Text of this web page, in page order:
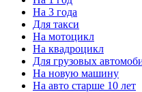
На 3 года
Для такси
На мотоцикл
На квадроцикл
Для грузовых
На новую машину
На авто старше 10 лет